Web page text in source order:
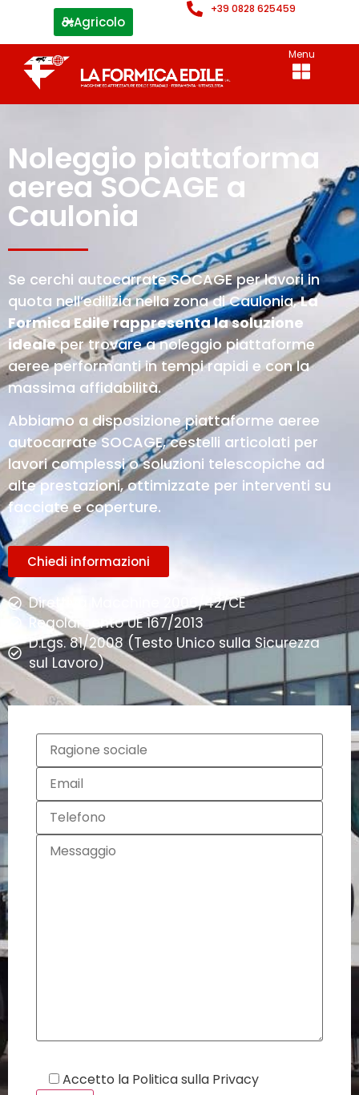
Agricolo
+39 0828 625459
Menu
Noleggio piattaforma
aerea SOCAGE a
Caulonia
Se cerchi autocarrate SOCAGE per lavori in
quota nell’edilizia nella zona di Caulonia,La
Formica Edile rappresenta la soluzione
idealeper trovare a noleggio piattaforme
aeree performanti in tempi rapidi e con la
massima affidabilità.
Abbiamo a disposizione piattaforme aeree
autocarrate SOCAGE, cestelli articolati per
lavori complessi o soluzioni telescopiche ad
alte prestazioni, ottimizzate per interventi su
facciate e coperture.
Chiedi informazioni
Direttiva Macchine 2006/42/CE
Regolamento UE 167/2013
D.Lgs. 81/2008 (Testo Unico sulla Sicurezza
sul Lavoro)
Accetto la Politica sulla Privacy